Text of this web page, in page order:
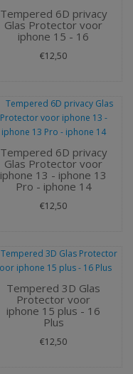
Tempered 6D privacy
Glas Protector voor
iphone 15 - 16
€12,50
Tempered 6D privacy
Glas Protector voor
iphone 13 - iphone 13
Pro - iphone 14
€12,50
Tempered 3D Glas
Protector voor
iphone 15 plus - 16
Plus
€12,50